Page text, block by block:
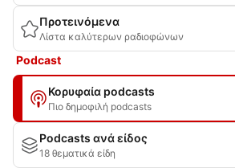
Προτεινόμενα
Λίστα καλύτερων ραδιοφώνων
Podcast
Κορυφαία podcasts
Πιο δημοφιλή podcasts
Podcasts ανά είδος
18 θεματικά είδη